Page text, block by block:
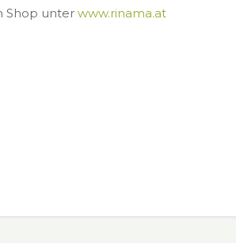
Shop unter www.rinama.at